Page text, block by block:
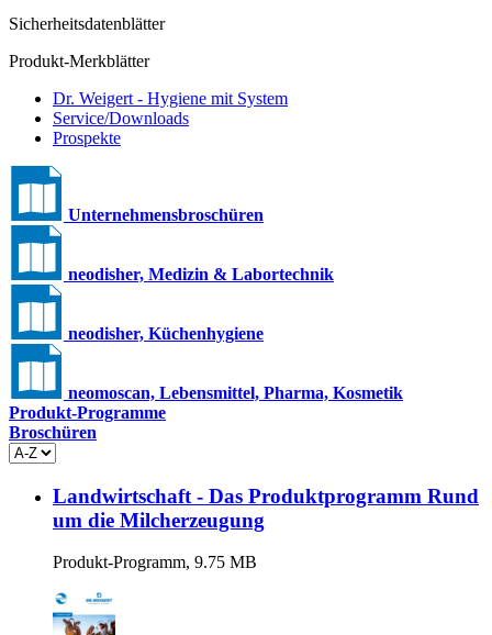
Sicherheitsdatenblätter
Produkt-Merkblätter
Dr. Weigert - Hygiene mit System
Service/Downloads
Prospekte
Unternehmensbroschüren
neodisher, Medizin & Labortechnik
neodisher, Küchenhygiene
neomoscan, Lebensmittel, Pharma, Kosmetik
Produkt-Programme
Broschüren
Landwirtschaft - Das Produktprogramm Rund
um die Milcherzeugung
Produkt-Programm, 9.75 MB